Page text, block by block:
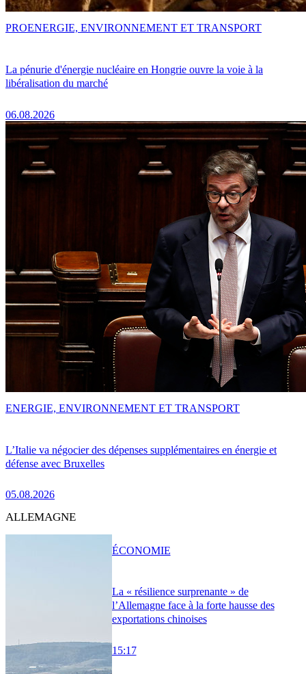
La pénurie d'énergie nucléaire en Hongrie ouvre la voie à la
libéralisation du marché
06.08.2026
PROENERGIE, ENVIRONNEMENT ET TRANSPORT
L’Italie va négocier des dépenses supplémentaires en énergie et
défense avec Bruxelles
05.08.2026
ENERGIE, ENVIRONNEMENT ET TRANSPORT
ALLEMAGNE
La « résilience surprenante » de
l’Allemagne face à la forte hausse des
exportations chinoises
15:17
ÉCONOMIE